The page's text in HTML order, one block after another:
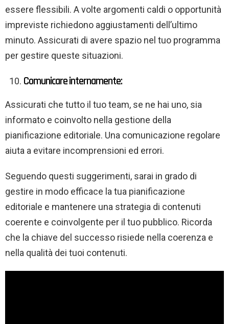
essere flessibili. A volte argomenti caldi o opportunità
impreviste richiedono aggiustamenti dell’ultimo
minuto. Assicurati di avere spazio nel tuo programma
per gestire queste situazioni.
Comunicare internamente:
Assicurati che tutto il tuo team, se ne hai uno, sia
informato e coinvolto nella gestione della
pianificazione editoriale. Una comunicazione regolare
aiuta a evitare incomprensioni ed errori.
Seguendo questi suggerimenti, sarai in grado di
gestire in modo efficace la tua pianificazione
editoriale e mantenere una strategia di contenuti
coerente e coinvolgente per il tuo pubblico. Ricorda
che la chiave del successo risiede nella coerenza e
nella qualità dei tuoi contenuti.